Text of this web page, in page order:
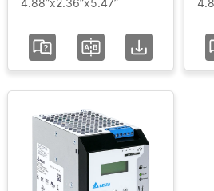
löschen